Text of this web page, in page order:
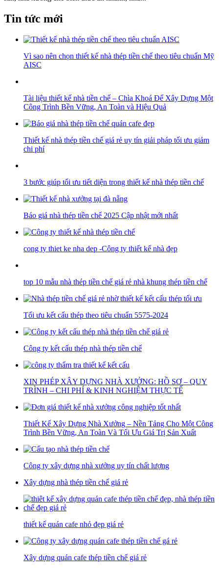
Tin tức mới
Vì sao nên chọn thiết kế nhà thép tiền chế theo tiêu chuẩn Mỹ
AISC
Tài liệu thiết kế nhà tiền chế – Chìa Khoá Để Xây Dựng Một
Công Trình Bền Vững, An Toàn và Hiệu Quả
Thiết kế nhà thép tiền chế giá rẻ uy tín giải pháp tối ưu giảm
chi phí
3 bước giúp tối ưu tiết diện trong thiết kế nhà thép tiền chế
Báo giá nhà thép tiền chế 2025 Cập nhật mới nhất
cong ty thiet ke nha dep -Công ty thiết kế nhà đẹp
top 10 mẫu nhà thép tiền chế giá rẻ nhà khung thép tiền chế
Tối ưu kết cấu thép theo tiêu chuẩn 5575-2024
Công ty kết cấu thép nhà thép tiền chế
XIN PHÉP XÂY DỰNG NHÀ XƯỞNG: HỒ SƠ – QUY
TRÌNH – CHI PHÍ & KINH NGHIỆM THỰC TẾ
Thiết Kế Xây Dựng Nhà Xưởng – Nền Tảng Cho Một Công
Trình Bền Vững, An Toàn Và Tối Ưu Giá Trị Sản Xuất
Công ty xây dựng nhà xưởng uy tín chất lượng
Xây dựng nhà thép tiền chế giá rẻ
thiết kế quán cafe nhỏ đẹp giá rẻ
Xây dựng quán cafe thép tiền chế giá rẻ